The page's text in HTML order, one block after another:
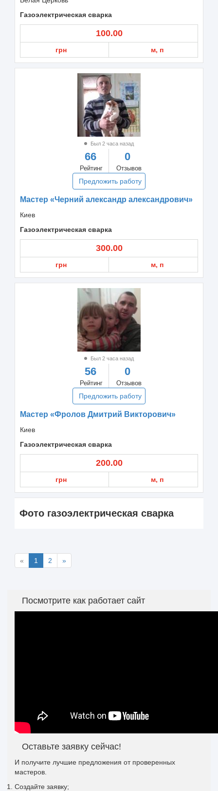
Газоэлектрическая сварка
100.00
грн м, п
Был 2 часа назад
66
Рейтинг
0
Отзывов
Предложить работу
Мастер «Черний александр александрович»
Киев
Газоэлектрическая сварка
300.00
грн м, п
Был 2 часа назад
56
Рейтинг
0
Отзывов
Предложить работу
Мастер «Фролов Дмитрий Викторович»
Киев
Газоэлектрическая сварка
200.00
грн м, п
Фото газоэлектрическая сварка
« 1 2 »
Посмотрите как работает сайт
Оставьте заявку сейчас!
И получите лучшие предложения от проверенных
мастеров.
Создайте заявку;